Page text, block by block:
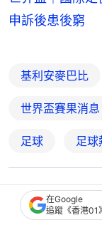
申訴後患後窮
基利安麥巴比
世界盃賽果消息
足球 足球
在Google
追蹤《香港01》